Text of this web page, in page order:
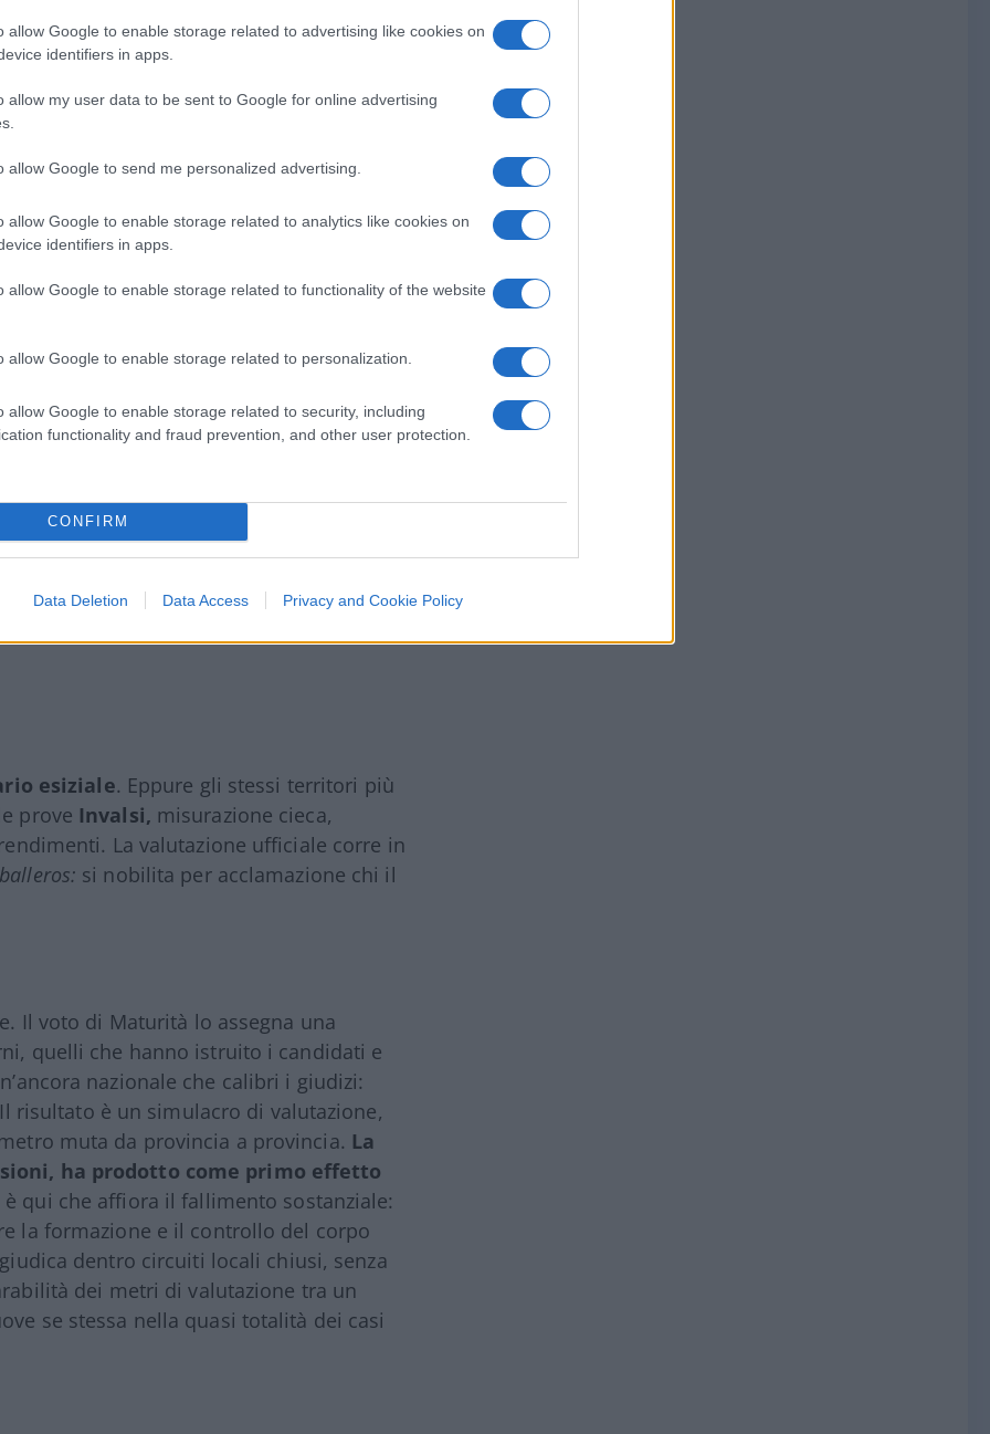
allow Google to enable storage related to advertising like cookies on
identifiers in apps.
allow my user data to be sent to Google for online advertising
allow Google to send me personalized advertising.
allow Google to enable storage related to analytics like cookies on
identifiers in apps.
allow Google to enable storage related to functionality of the website
allow Google to enable storage related to personalization.
allow Google to enable storage related to security, including
functionality and fraud prevention, and other user protection.
CONFIRM
Data Deletion Data Access Privacy and Cookie Policy
raccontano un Paese in cui
criteri singolari. In Puglia e in Calabria il
l’1%, in Valle d’Aosta lo 0,7%.
di ricevere l’encomio di un
esiziale. Eppure gli stessi territori più
prove Invalsi, misurazione cieca,
La valutazione ufficiale corre in
si nobilita per acclamazione chi il
Il voto di Maturità lo assegna una
quelli che hanno istruito i candidati e
nazionale che calibri i giudizi:
risultato è un simulacro di valutazione,
muta da provincia a provincia. La
ha prodotto come primo effetto
è qui che affiora il fallimento sostanziale:
la formazione e il controllo del corpo
dentro circuiti locali chiusi, senza
dei metri di valutazione tra un
se stessa nella quasi totalità dei casi